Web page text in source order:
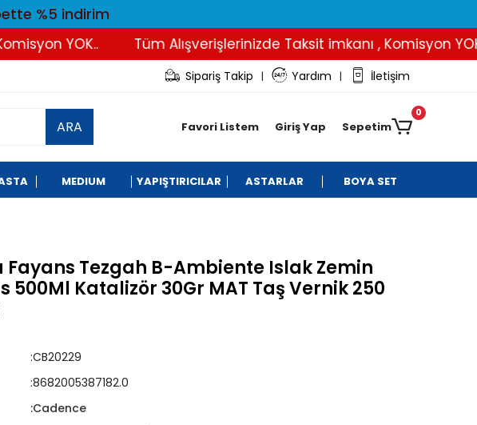
%5 indirim
YOK.. Tüm Alışverişlerinizde Taksit imkanı , Komisyon YOK..
Sipariş Takip | Yardım | İletişim
ARA Favori Listem Giriş Yap Sepetim
0
MEDIUM YAPIŞTIRICILAR ASTARLAR BOYA SET
Fayans Tezgah B-Ambiente Islak Zemin
500Ml Katalizör 30Gr MAT Taş Vernik 250
:CB20229
:8682005387182.0
:Cadence